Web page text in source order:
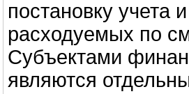
постановку учета
расходуемых по
Субъектами
являются